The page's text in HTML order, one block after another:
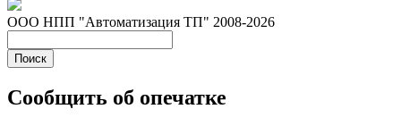
ООО НПП "Автоматизация ТП" 2008-2026
Сообщить об опечатке